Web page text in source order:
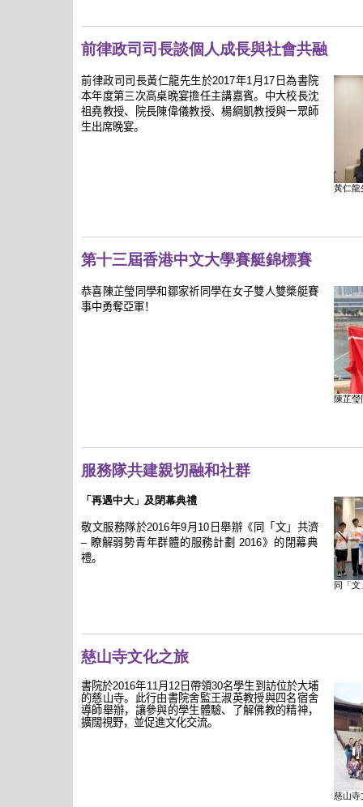
前律政司司長談個人成長與社會共融
前律政司司長黃仁龍先生於2017年1月 17 日為書院
本年度第三次高桌晚宴擔任主講嘉賓。中大校長沈
祖堯教授、院長陳偉儀教授、楊綱凱教授與一眾師
生出席晚宴。
黃仁龍
第十三屆香港中文大學賽艇錦標賽
恭喜陳芷瑩同學和鄒家祈同學在女子雙人雙槳艇賽
事中勇奪亞軍！
陳芷瑩
服務隊共建親切融和社群
「 再遇中大」及閉幕典禮
敬文服務隊於2016年9月 10 日舉辦《同「文」共濟
– 瞭解弱勢青年群體的服務計劃 2016》的閉幕典
禮。
同「文
慈山寺文化之旅
書院於2016年11月 12日帶領30名學生到訪位於大埔
的慈山寺。此行由書院舍監王淑英教授與四名宿舍
導師舉辦，讓參與的學生體驗、了解佛教的精神，
擴闊視野，並促進文化交流。
慈山寺